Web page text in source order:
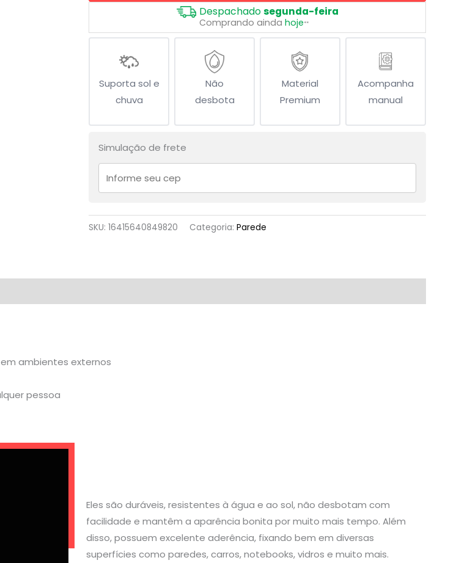
Despachadosegunda-feira
Comprando ainda hoje**
Suporta sol e
chuva
Não
desbota
Material
Premium
Acompanha
manual
Simulação de frete
SKU: 16415640849820 Categoria: Parede
ambientes externos
pessoa
Eles são duráveis, resistentes à água e ao sol, não desbotam com
facilidade e mantêm a aparência bonita por muito mais tempo. Além
disso, possuem excelente aderência, fixando bem em diversas
superfícies como paredes, carros, notebooks, vidros e muito mais.